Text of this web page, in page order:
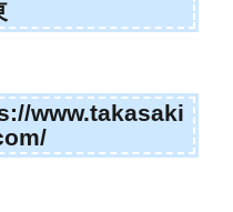
www.takasaki